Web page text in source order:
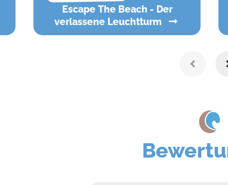
Escape The Beach - Der
verlassene Leuchtturm